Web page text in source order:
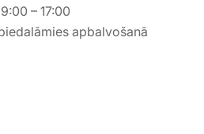
– 17:00
apbalvošanā